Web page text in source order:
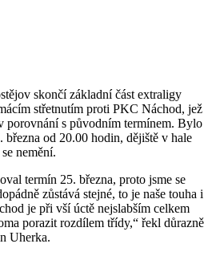
skončí základní část extraligy
střetnutím proti PKC Náchod, jež
porovnání s původním termínem. Bylo
března od 20.00 hodin, dějiště v hale
nemění.
termín 25. března, proto jsme se
zůstává stejné, to je naše touha i
je při vší úctě nejslabším celkem
porazit rozdílem třídy,“ řekl důrazně
Uherka.